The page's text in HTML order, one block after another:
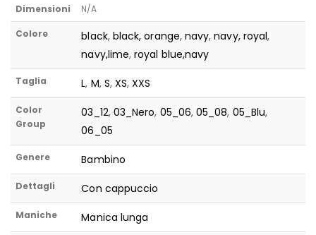
Dimensioni N/A
Colore black, black, orange, navy,navy, royal,
navy,lime,royal blue,navy
Taglia L, M, S,XS,XXS
Color
Group
03_12, 03_Nero, 05_06,05_08, 05_Blu,
06_05
Genere Bambino
Dettagli Con cappuccio
Maniche Manica lunga